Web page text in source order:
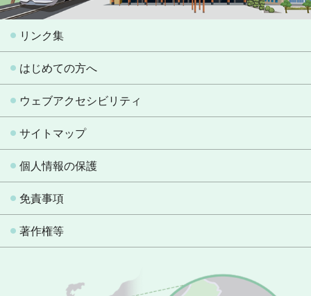
リンク集
はじめての方へ
ウェブアクセシビリティ
サイトマップ
個人情報の保護
免責事項
著作権等